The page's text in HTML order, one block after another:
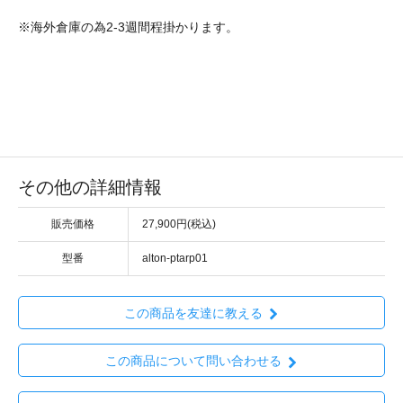
※海外倉庫の為2-3週間程掛かります。
その他の詳細情報
販売価格 27,900円(税込)
型番 alton-ptarp01
この商品を友達に教える
この商品について問い合わせる